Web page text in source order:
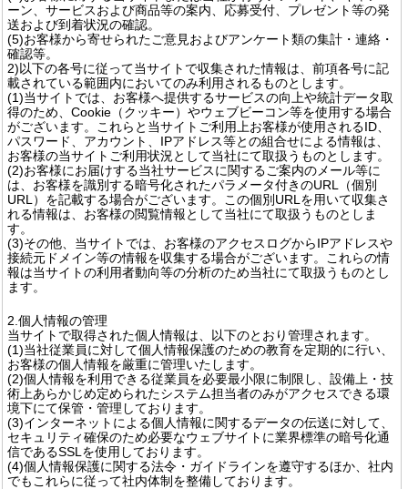
ーン、サービスおよび商品等の案内、応募受付、プレゼント等の発
送および到着状況の確認。
(5)お客様から寄せられたご意見およびアンケート類の集計・連絡・
確認等。
2)以下の各号に従って当サイトで収集された情報は、前項各号に記
載されている範囲内においてのみ利用されるものとします。
(1)当サイトでは、お客様へ提供するサービスの向上や統計データ取
得のため、Cookie（クッキー）やウェブビーコン等を使用する場合
がございます。これらと当サイトご利用上お客様が使用されるID、
パスワード、アカウント、IPアドレス等との組合せによる情報は、
お客様の当サイトご利用状況として当社にて取扱うものとします。
(2)お客様にお届けする当社サービスに関するご案内のメール等に
は、お客様を識別する暗号化されたパラメータ付きのURL（個別
URL）を記載する場合がございます。この個別URLを用いて収集さ
れる情報は、お客様の閲覧情報として当社にて取扱うものとしま
す。
(3)その他、当サイトでは、お客様のアクセスログからIPアドレスや
接続元ドメイン等の情報を収集する場合がございます。これらの情
報は当サイトの利用者動向等の分析のため当社にて取扱うものとし
ます。
2.個人情報の管理
当サイトで取得された個人情報は、以下のとおり管理されます。
(1)当社従業員に対して個人情報保護のための教育を定期的に行い、
お客様の個人情報を厳重に管理いたします。
(2)個人情報を利用できる従業員を必要最小限に制限し、設備上・技
術上あらかじめ定められたシステム担当者のみがアクセスできる環
境下にて保管・管理しております。
(3)インターネットによる個人情報に関するデータの伝送に対して、
セキュリティ確保のため必要なウェブサイトに業界標準の暗号化通
信であるSSLを使用しております。
(4)個人情報保護に関する法令・ガイドラインを遵守するほか、社内
でもこれらに従って社内体制を整備しております。